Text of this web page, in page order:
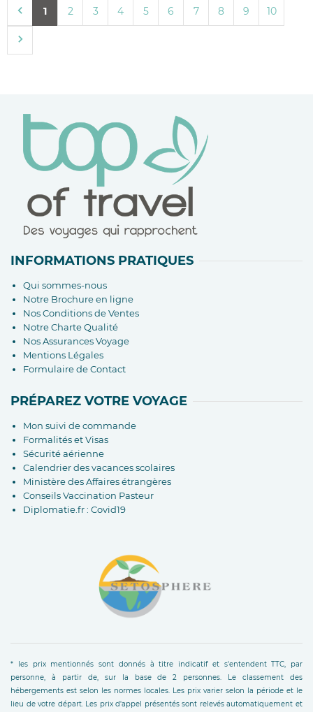
1 2 3 4 5 6 7 8 9 10
INFORMATIONS PRATIQUES
Qui sommes-nous
Notre Brochure en ligne
Nos Conditions de Ventes
Notre Charte Qualité
Nos Assurances Voyage
Mentions Légales
Formulaire de Contact
PRÉPAREZ VOTRE VOYAGE
Mon suivi de commande
Formalités et Visas
Sécurité aérienne
Calendrier des vacances scolaires
Ministère des Affaires étrangères
Conseils Vaccination Pasteur
Diplomatie.fr : Covid19
* les prix mentionnés sont donnés à titre indicatif et s'entendent TTC, par
personne, à partir de, sur la base de 2 personnes. Le classement des
hébergements est selon les normes locales. Les prix varier selon la période et le
lieu de votre départ. Les prix d'appel présentés sont relevés automatiquement et